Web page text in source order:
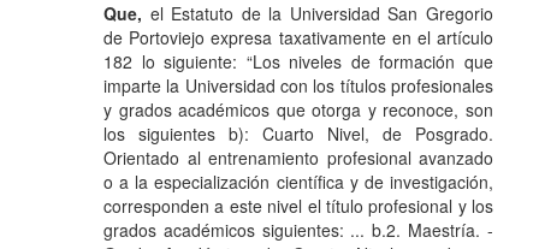
Que, el Estatuto de la Universidad San Gregorio
de Portoviejo expresa taxativamente en el artículo
182 lo siguiente: “Los niveles de formación que
imparte la Universidad con los títulos profesionales
y grados académicos que otorga y reconoce, son
los siguientes b): Cuarto Nivel, de Posgrado.
Orientado al entrenamiento profesional avanzado
o a la especialización científica y de investigación,
corresponden a este nivel el título profesional y los
grados académicos siguientes: ... b.2. Maestría. -